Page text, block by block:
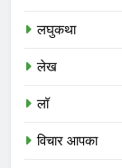
लघुकथा
लेख
लॉ
विचार आपका